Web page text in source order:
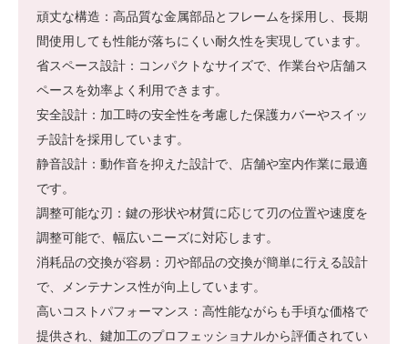
頑丈な構造：高品質な金属部品とフレームを採用し、長期
間使用しても性能が落ちにくい耐久性を実現しています。
省スペース設計：コンパクトなサイズで、作業台や店舗ス
ペースを効率よく利用できます。
安全設計：加工時の安全性を考慮した保護カバーやスイッ
チ設計を採用しています。
静音設計：動作音を抑えた設計で、店舗や室内作業に最適
です。
調整可能な刃：鍵の形状や材質に応じて刃の位置や速度を
調整可能で、幅広いニーズに対応します。
消耗品の交換が容易：刃や部品の交換が簡単に行える設計
で、メンテナンス性が向上しています。
高いコストパフォーマンス：高性能ながらも手頃な価格で
提供され、鍵加工のプロフェッショナルから評価されてい